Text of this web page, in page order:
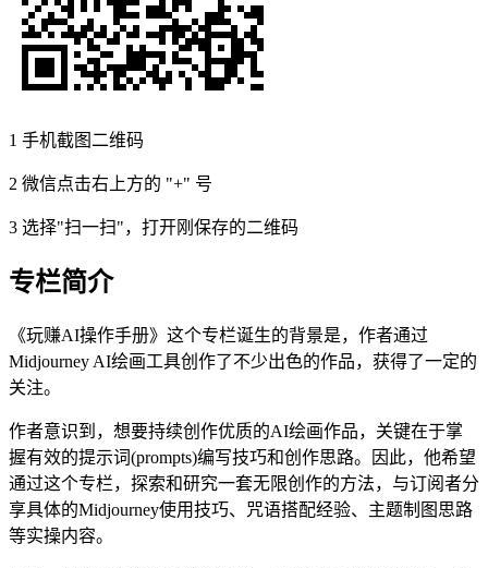
1 手机截图二维码
2 微信点击右上方的 "+" 号
3 选择"扫一扫"，打开刚保存的二维码
专栏简介
《玩赚AI操作手册》这个专栏诞生的背景是，作者通过
Midjourney AI绘画工具创作了不少出色的作品，获得了一定的
关注。
作者意识到，想要持续创作优质的AI绘画作品，关键在于掌
握有效的提示词(prompts)编写技巧和创作思路。因此，他希望
通过这个专栏，探索和研究一套无限创作的方法，与订阅者分
享具体的Midjourney使用技巧、咒语搭配经验、主题制图思路
等实操内容。